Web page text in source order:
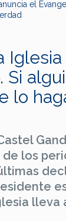
Si
lo
los
lleva